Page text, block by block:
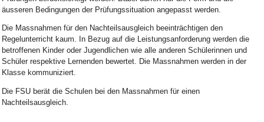
äusseren Bedingungen der Prüfungssituation angepasst werden.
Die Massnahmen für den Nachteilsausgleich beeinträchtigen den
Regelunterricht kaum. In Bezug auf die Leistungsanforderung werden die
betroffenen Kinder oder Jugendlichen wie alle anderen Schülerinnen und
Schüler respektive Lernenden bewertet. Die Massnahmen werden in der
Klasse kommuniziert.
Die FSU berät die Schulen bei den Massnahmen für einen
Nachteilsausgleich.